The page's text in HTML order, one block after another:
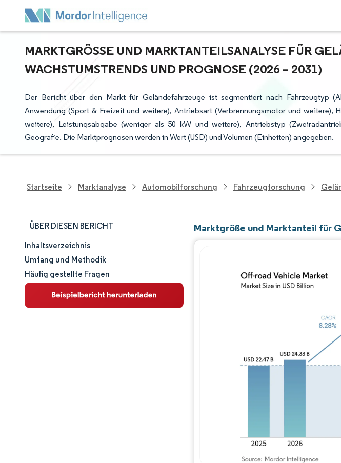
MARKTGRÖSSE UND MARKTANTEILSANALYSE FÜR
ACHSTUMSTRENDS UND PROGNOSE (2026 – 2031)
Der Bericht über den Markt für Geländefahrzeuge ist segmentiert nach Fahrzeugtyp
Anwendung (Sport & Freizeit und weitere), Antriebsart (Verbrennungsmotor und weitere),
weitere), Leistungsabgabe (weniger als 50 kW und weitere), Antriebstyp
Geografie. Die Marktprognosen werden in Wert (USD) und Volumen (Einheiten) angegeben.
Startseite Marktanalyse Automobilforschung Fahrzeugforschung
ÜBER DIESEN BERICHT
Marktgröße und -anteil
Marktanalyse
Trends und Einblicke
Inhaltsverzeichnis
Umfang und Methodik
Häufig gestellte Fragen
Marktgröße und Marktanteil für
Bild ©